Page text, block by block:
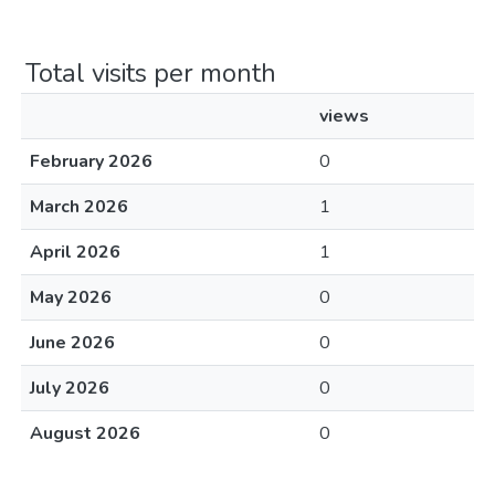
Total visits per month
views
February 2026
0
March 2026
1
April 2026
1
May 2026
0
June 2026
0
July 2026
0
August 2026
0